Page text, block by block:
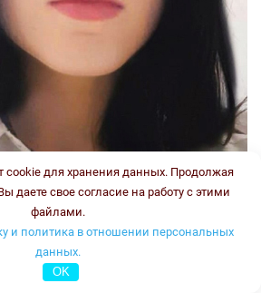
Стаж:
cookie для хранения данных. Продолжая
даете свое согласие на работу с этими
файлами.
и политика в отношении персональных
данных.
OK